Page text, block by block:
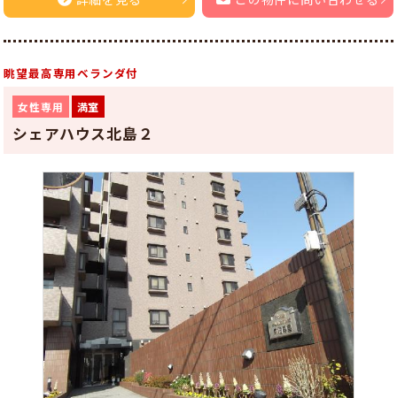
眺望最高専用ベランダ付
女性専用 満室
シェアハウス北島２